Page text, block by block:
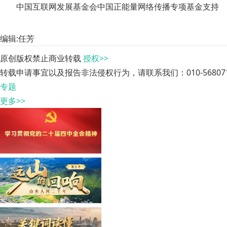
中国互联网发展基金会中国正能量网络传播专项基金支持
编辑:任芳
原创版权禁止商业转载 授权>>
转载申请事宜以及报告非法侵权行为，请联系我们：010-
专题
更多>>